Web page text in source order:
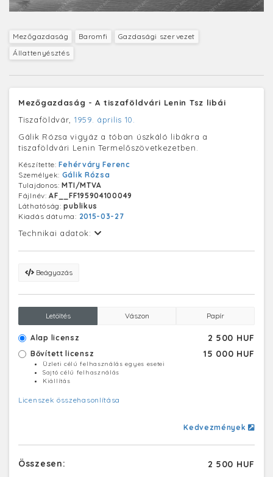
Mezőgazdaság Baromfi
Gazdasági szervezet
Állattenyésztés
Mezőgazdaság - A tiszaföldvári Lenin Tsz libái
Tiszaföldvár, 1959. április 10.
Gálik Rózsa vigyáz a tóban úszkáló libákra a
tiszaföldvári Lenin Termelőszövetkezetben.
Készítette:Fehérváry Ferenc
Személyek: Gálik Rózsa
Tulajdonos:MTI/MTVA
Fájlnév:AF__FF195904100049
Láthatóság:publikus
Kiadás dátuma: 2015-03-27
Technikai adatok:
Beágyazás
Letöltés Vászon Papír
Alap licensz 2 500 HUF
Bővített licensz 15 000 HUF
Üzleti célú felhasználás egyes esetei
Sajtó célú felhasználás
Kiállítás
Licenszek összehasonlítása
Kedvezmények
Összesen: 2 500 HUF